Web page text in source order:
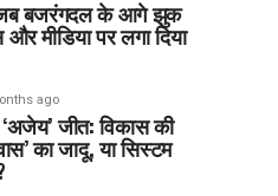
जब बजरंगदल के आगे झुक
मीडिया पर लगा दिया
ago
जीत: विकास की
का जादू, या सिस्टम